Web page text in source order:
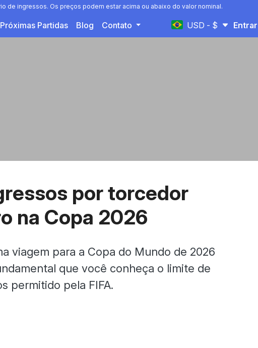
de ingressos. Os preços podem estar acima ou abaixo do valor nominal.
Próximas Partidas Blog Contato USD - $ Entrar
por torcedor
na Copa 2026
viagem para a Copa do Mundo de 2026
que você conheça o limite de
permitido pela FIFA.